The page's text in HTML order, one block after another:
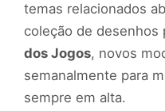
temas relacionados
coleção de desenhos
dos Jogos, novos
semanalmente para
sempre em alta.